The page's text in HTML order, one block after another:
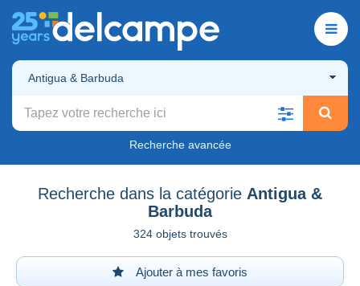
Antigua & Barbuda
Recherche avancée
Recherche dans la catégorie Antigua &
Barbuda
324 objets trouvés
Ajouter à mes favoris